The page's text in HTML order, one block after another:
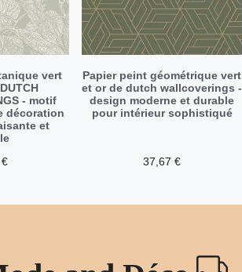
vert
- motif
décoration
et
€
Papier peint géométrique vert
et or de dutch wallcoverings -
design moderne et durable
pour intérieur sophistiqué
37,67 €